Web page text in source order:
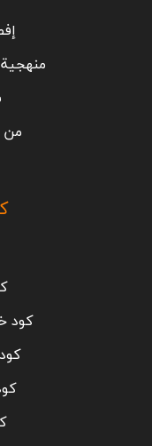
من
كود